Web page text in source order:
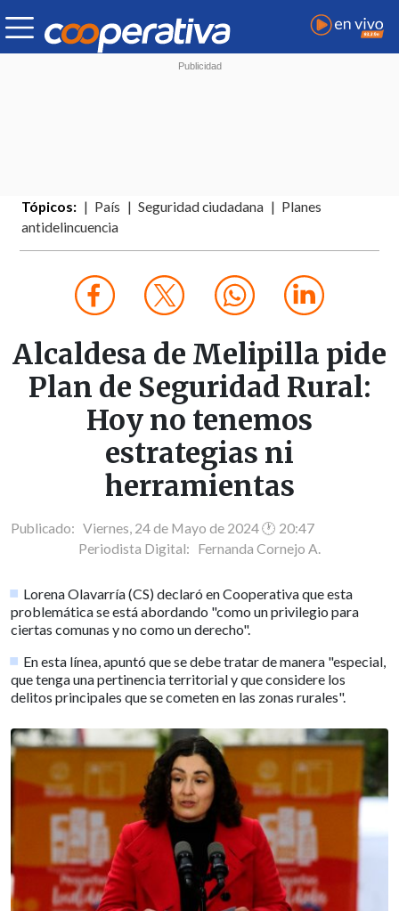
Tópicos: País Seguridad ciudadana
Planes
antidelincuencia
Alcaldesa de Melipilla pide
Plan de Seguridad Rural:
Hoy no tenemos
estrategias ni
herramientas
Publicado: Viernes, 24 de Mayo de 2024 🕐 20:47
Periodista Digital: Fernanda Cornejo A.
Lorena Olavarría (CS) declaró en Cooperativa que esta
problemática se está abordando "como un privilegio para
ciertas comunas y no como un derecho".
En esta línea, apuntó que se debe tratar de manera "especial,
que tenga una pertinencia territorial y que considere los
delitos principales que se cometen en las zonas rurales".